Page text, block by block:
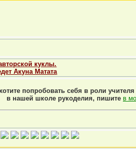
куклы.
Акуна Матата
попробовать себя в роли
в нашей школе рукоделия, пишите в